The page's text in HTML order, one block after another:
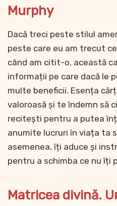
Murphy
Dacă treci peste stilul
peste care eu am trecut
când am citit-o, această
informații pe care dacă le
multe beneficii. Esența
valoroasă și te îndemn să
recitești pentru a putea
anumite lucruri în viața ta
asemenea, îți aduce și
pentru a schimba ce nu îți
Matricea divină.